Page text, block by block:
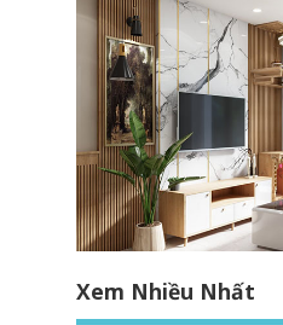
Xem Nhiều Nhất